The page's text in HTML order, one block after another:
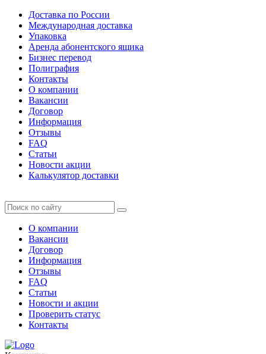
Доставка по России
Международная доставка
Упаковка
Аренда абонентского ящика
Бизнес перевод
Полиграфия
Контакты
О компании
Вакансии
Договор
Информация
Отзывы
FAQ
Статьи
Новости акции
Калькулятор доставки
О компании
Вакансии
Договор
Информация
Отзывы
FAQ
Статьи
Новости и акции
Проверить статус
Контакты